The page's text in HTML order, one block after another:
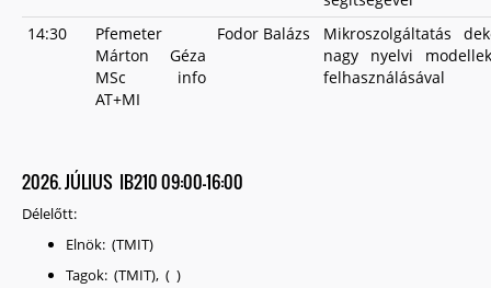
14:30
Pfemeter
Márton Géza
MSc info
AT+MI
Fodor Balázs
Mikroszolgáltatás
nagy nyelvi
felhasználásával
2026. JÚLIUS IB210 09:00-16:00
Délelőtt:
Elnök: (TMIT)
Tagok: (TMIT), ( )